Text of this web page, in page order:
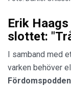
Erik
slottet:
I samband med
varken behöver
Fördomspodden